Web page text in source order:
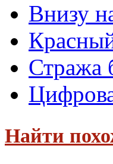
Внизу
Стража
Найти